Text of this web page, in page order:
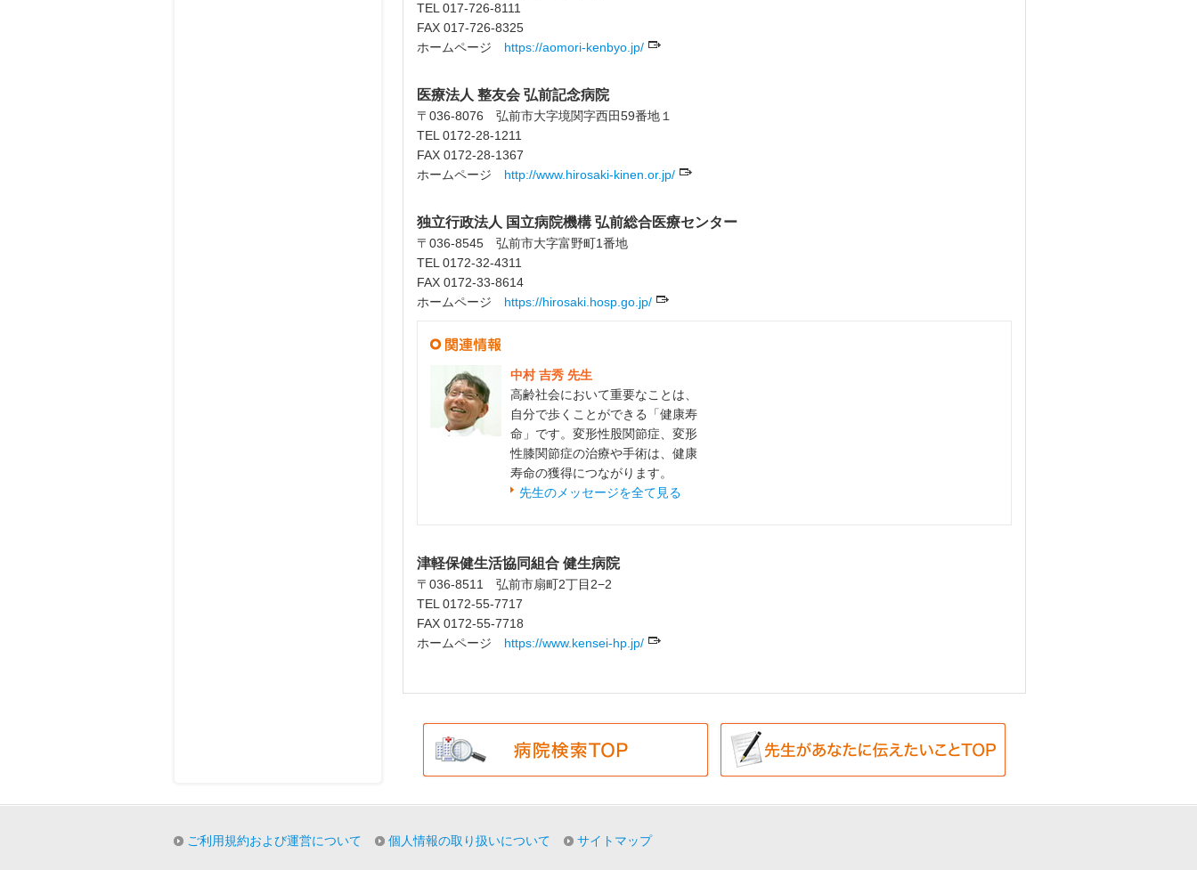
TEL 017-726-8111
FAX 017-726-8325
ホームページ
https://aomori-kenbyo.jp/
医療法人 整友会 弘前記念病院
〒036-8076 弘前市大字境関字西田59番地１
TEL 0172-28-1211
FAX 0172-28-1367
ホームページ
http://www.hirosaki-kinen.or.jp/
独立行政法人 国立病院機構 弘前総合医療センター
〒036-8545 弘前市大字富野町1番地
TEL 0172-32-4311
FAX 0172-33-8614
ホームページ
https://hirosaki.hosp.go.jp/
中村 吉秀 先生
高齢社会において重要なことは、
自分で歩くことができる「健康寿
命」です。変形性股関節症、変形
性膝関節症の治療や手術は、健康
寿命の獲得につながります。
先生のメッセージを全て見る
津軽保健生活協同組合 健生病院
〒036-8511 弘前市扇町2丁目2−2
TEL 0172-55-7717
FAX 0172-55-7718
ホームページ
https://www.kensei-hp.jp/
ご利用規約および運営について 個人情報の取り扱いについて サイトマップ